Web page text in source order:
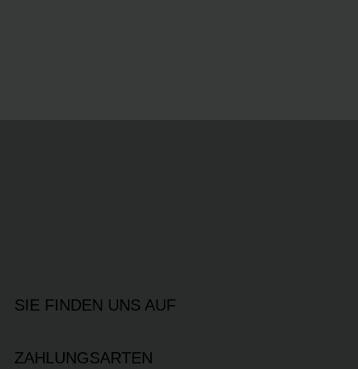
SIE FINDEN UNS AUF
ZAHLUNGSARTEN